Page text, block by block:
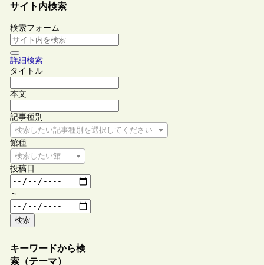
サイト内検索
検索フォーム
詳細検索
タイトル
本文
記事種別
検索したい記事種別を選択してください
館種
検索したい館種を選択してください
投稿日
～
検索
キーワードから検
索（テーマ）